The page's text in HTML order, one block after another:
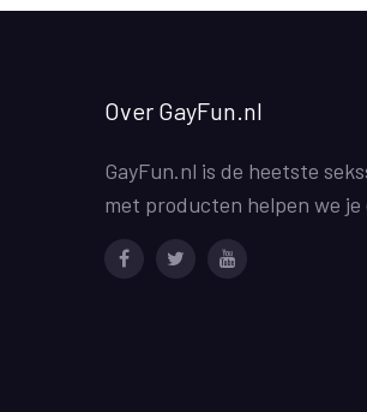
Over GayFun.nl
GayFun.nl is de heetste
met producten helpen we je